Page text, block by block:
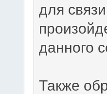
для
данного
Также